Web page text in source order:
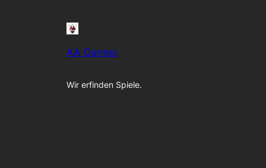
AA Games
Wir erfinden Spiele.